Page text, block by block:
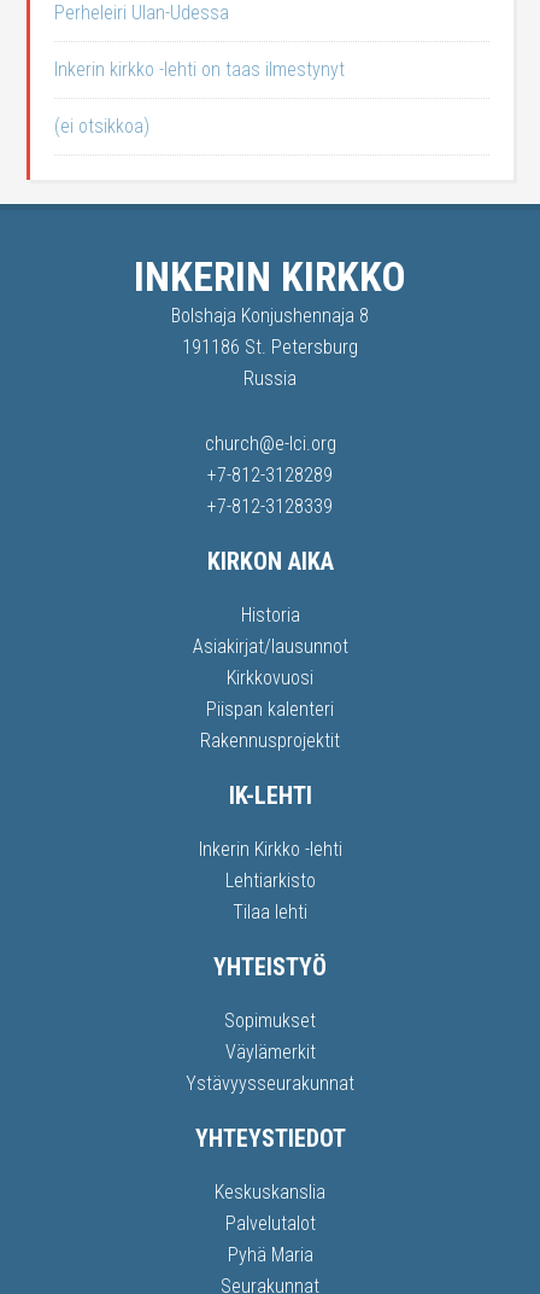
Perheleiri Ulan-Udessa
Inkerin kirkko -lehti on taas ilmestynyt
(ei otsikkoa)
INKERIN KIRKKO
Bolshaja Konjushennaja 8
191186 St. Petersburg
Russia
church@e-lci.org
+7-812-3128289
+7-812-3128339
KIRKON AIKA
Historia
Asiakirjat/lausunnot
Kirkkovuosi
Piispan kalenteri
Rakennusprojektit
IK-LEHTI
Inkerin Kirkko -lehti
Lehtiarkisto
Tilaa lehti
YHTEISTYÖ
Sopimukset
Väylämerkit
Ystävyysseurakunnat
YHTEYSTIEDOT
Keskuskanslia
Palvelutalot
Pyhä Maria
Seurakunnat